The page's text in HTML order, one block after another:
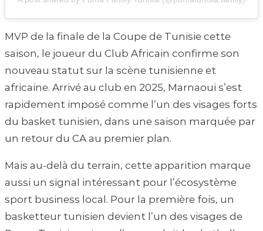
MVP de la finale de la Coupe de Tunisie cette
saison, le joueur du Club Africain confirme son
nouveau statut sur la scène tunisienne et
africaine. Arrivé au club en 2025, Marnaoui s’est
rapidement imposé comme l’un des visages forts
du basket tunisien, dans une saison marquée par
un retour du CA au premier plan.
Mais au-delà du terrain, cette apparition marque
aussi un signal intéressant pour l’écosystème
sport business local. Pour la première fois, un
basketteur tunisien devient l’un des visages de